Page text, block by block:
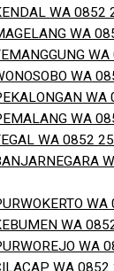
WA
WA
WA
WA
WA 0852
WA
WA
WA